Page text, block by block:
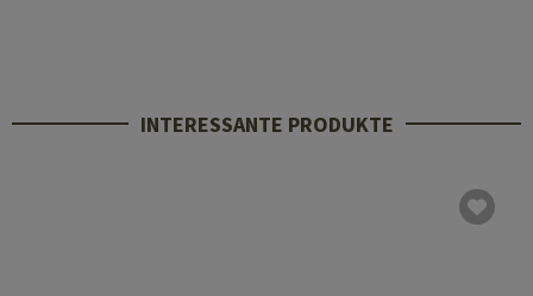
INTERESSANTE PRODUKTE